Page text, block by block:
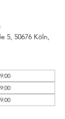
5, 50676 Köln,